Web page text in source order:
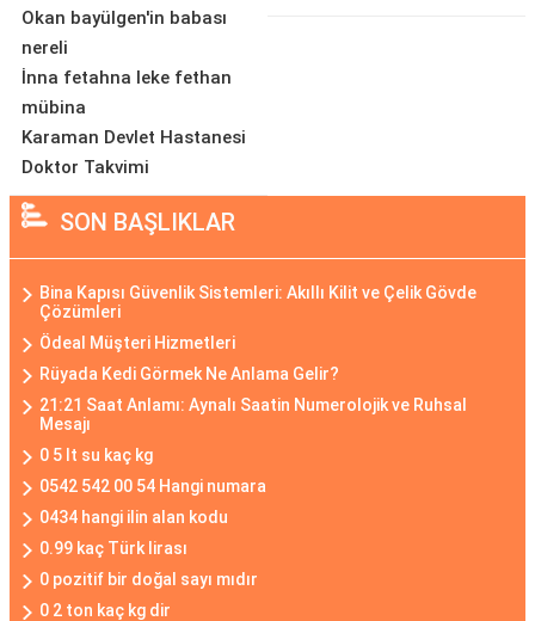
Okan bayülgen'in babası
nereli
İnna fetahna leke fethan
mübina
Karaman Devlet Hastanesi
Doktor Takvimi
SON BAŞLIKLAR
Bina Kapısı Güvenlik Sistemleri: Akıllı Kilit ve Çelik Gövde
Çözümleri
Ödeal Müşteri Hizmetleri
Rüyada Kedi Görmek Ne Anlama Gelir?
21:21 Saat Anlamı: Aynalı Saatin Numerolojik ve Ruhsal
Mesajı
0 5 lt su kaç kg
0542 542 00 54 Hangi numara
0434 hangi ilin alan kodu
0.99 kaç Türk lirası
0 pozitif bir doğal sayı mıdır
0 2 ton kaç kg dir